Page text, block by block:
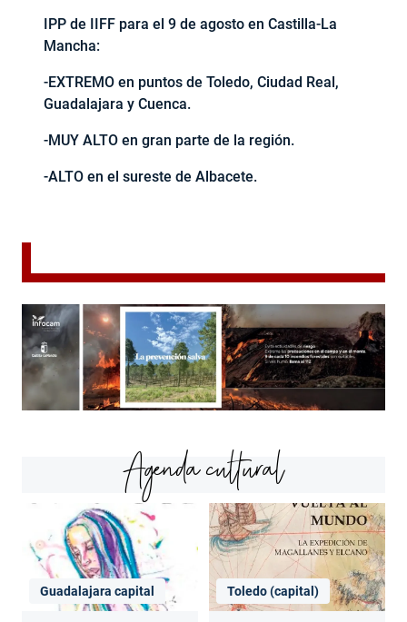
IPP de IIFF para el 9 de agosto en Castilla-La
Mancha:
-EXTREMO en puntos de Toledo, Ciudad Real,
Guadalajara y Cuenca.
-MUY ALTO en gran parte de la región.
-ALTO en el sureste de Albacete.
Agenda cultural
Guadalajara capital Toledo (capital)